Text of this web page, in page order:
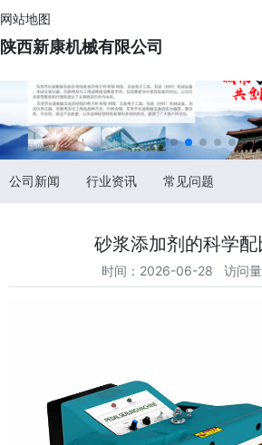
网站地图
陕西新康机械有限公司
公司新闻 行业资讯 常见问题
砂浆添加剂的科学
时间：2026-06-28 访问